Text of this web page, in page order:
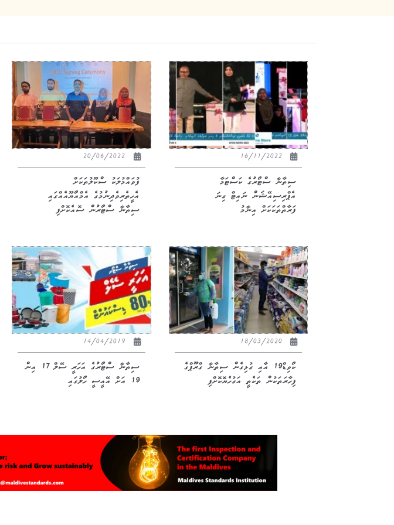
16/11/2022
ސިތާނާ ސްޓޯރުގެ ކަސްޓަމާ
އެޕްރިސިއޭޝަން ނައިޓް ގިނަ
ފަރާތްތަކަކަށް އިނާމު
ފުވައްމުލަކު ސްކޫލުތަކަށް
އެހީތެރިވެދިނުމުގެ އެމްއޯޔޫއެއްގައި
ސިތާނާ ސްޓޯރުން ސޮއެކޮށްފި
18/03/2020
ކޯވިޑް19 އާއި ގުޅިގެން ސިތާނާ ގްރޫޕްގެ
ފިހާރަތަކުން ތަކެތީ އަގުހެޔޮކޮށްފި
ސިތާނާ ސްޓޯރުގެ އަހަރީ ސޭލް 17 އިން
19 އަށް އޭއީސީ ހޯލުގައި